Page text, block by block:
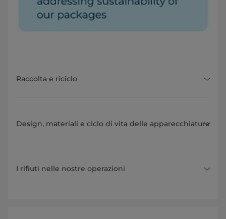
Raccolta e riciclo
Design, materiali e ciclo di vita delle apparecchiature
I rifiuti nelle nostre operazioni